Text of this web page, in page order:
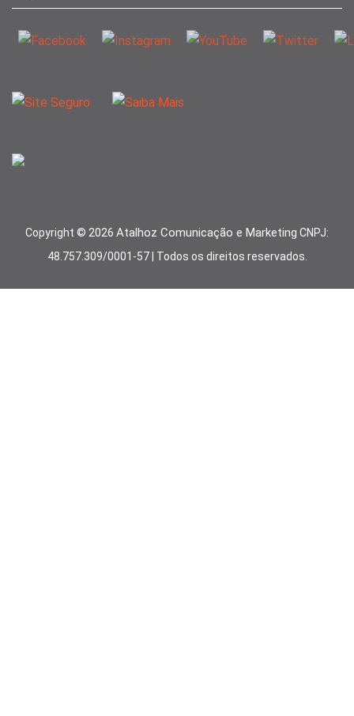
Copyright © 2026 Atalhoz Comunicação e Marketing CNPJ:
48.757.309/0001-57 | Todos os direitos reservados.